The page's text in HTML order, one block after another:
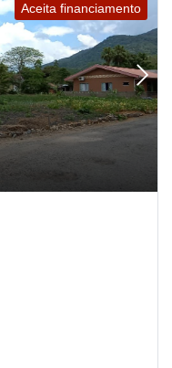
Aceita financiamento